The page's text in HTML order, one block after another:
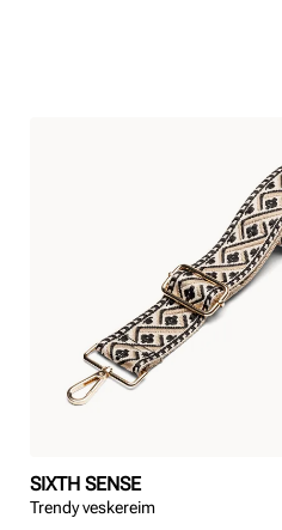
SIXTH SENSE
Trendy veskereim